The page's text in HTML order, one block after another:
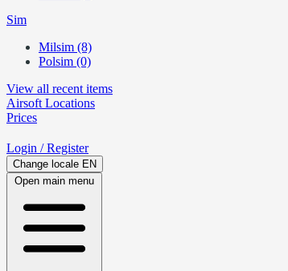
Sim
Milsim (8)
Polsim (0)
View all recent items
Airsoft Locations
Prices
Login / Register
Change locale EN
Open main menu